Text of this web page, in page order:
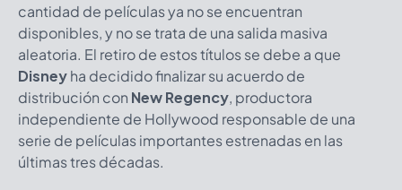
cantidad de películas ya no se encuentran
disponibles, y no se trata de una salida masiva
aleatoria. El retiro de estos títulos se debe a que
Disneyha decidido finalizar su acuerdo de
distribución con New Regency, productora
independiente de Hollywood responsable de una
serie de películas importantes estrenadas en las
últimas tres décadas.